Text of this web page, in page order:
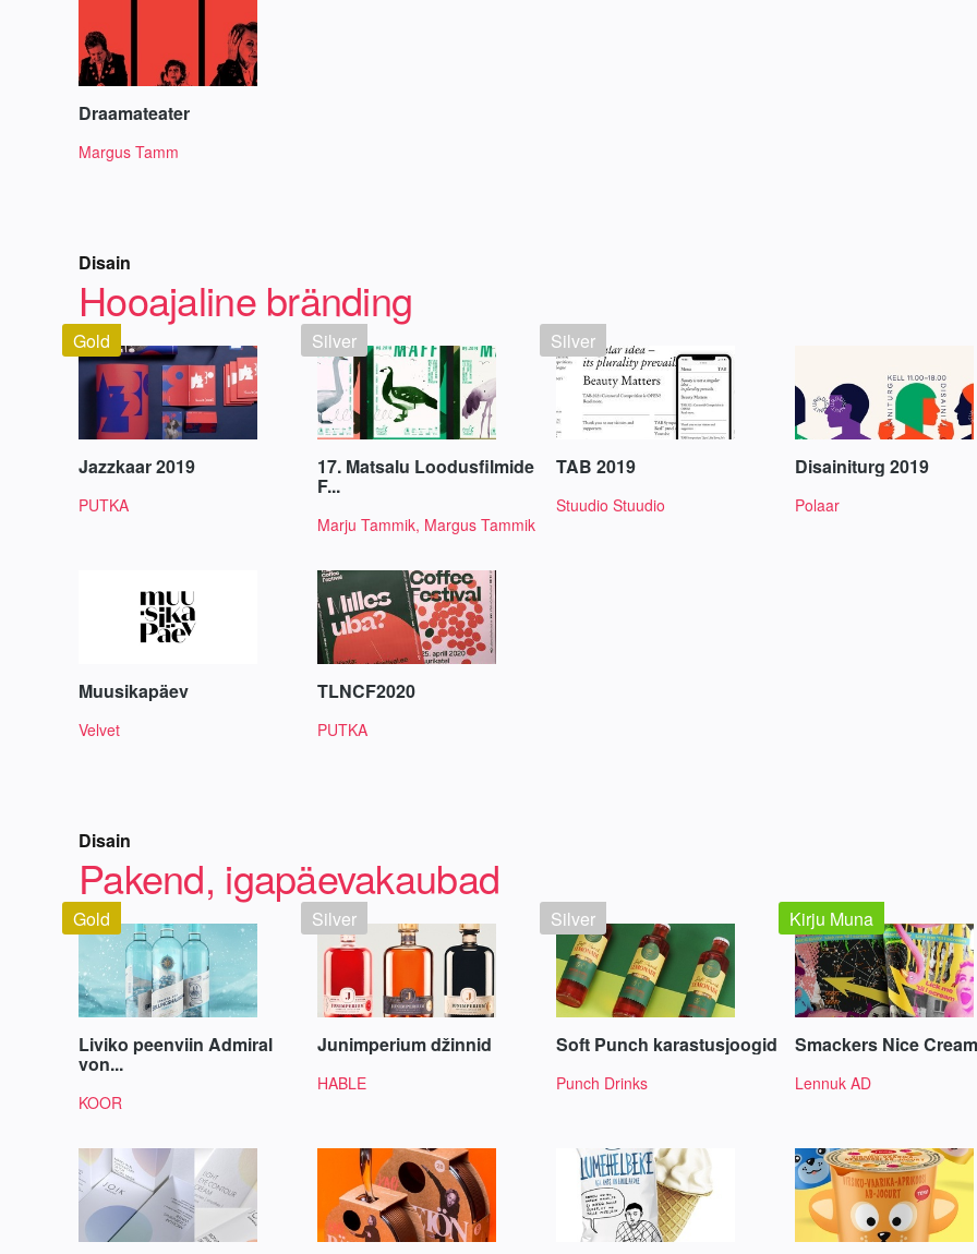
Draamateater
Margus Tamm
Disain
Hooajaline bränding
Jazzkaar 2019
PUTKA
Gold
17. Matsalu Loodusfilmide
F...
Marju Tammik, Margus Tammik
Silver
TAB 2019
Stuudio Stuudio
Silver
Disainiturg 2019
Polaar
Muusikapäev
Velvet
TLNCF2020
PUTKA
Disain
Pakend, igapäevakaubad
Liviko peenviin Admiral
von...
KOOR
Gold
Junimperium džinnid
HABLE
Silver
Soft Punch karastusjoogid
Punch Drinks
Silver
Smackers Nice Cream
Lennuk AD
Kirju Muna